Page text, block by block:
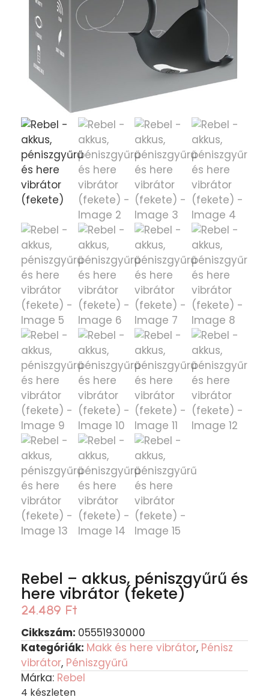
Rebel – akkus, péniszgyűrű és
here vibrátor (fekete)
24.489 Ft
Cikkszám: 05551930000
Kategóriák: Makk és here vibrátor, Pénisz
vibrátor, Péniszgyűrű
Márka: Rebel
4 készleten